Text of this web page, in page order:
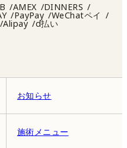
お知らせ
施術メニュー
AMEX DINNERS
PayPay WeChatペイ
Alipay d払い